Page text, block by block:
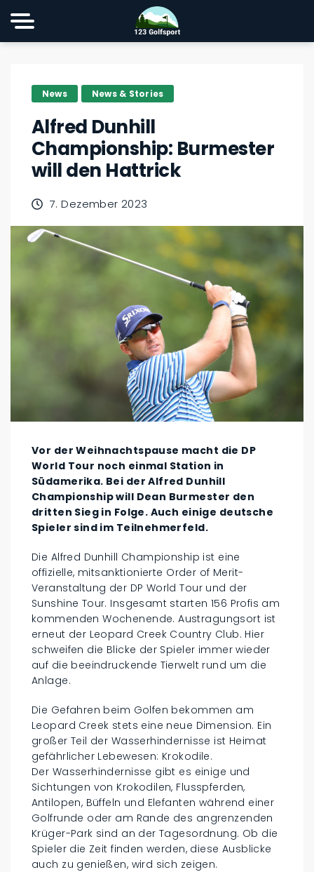
News News & Stories
Alfred Dunhill
Championship: Burmester
will den Hattrick
7. Dezember 2023
Vor der Weihnachtspause macht die DP
World Tour noch einmal Station in
Südamerika. Bei der Alfred Dunhill
Championship will Dean Burmester den
dritten Sieg in Folge. Auch einige deutsche
Spieler sind im Teilnehmerfeld.
Die Alfred Dunhill Championship ist eine
offizielle, mitsanktionierte Order of Merit-
Veranstaltung der DP World Tour und der
Sunshine Tour. Insgesamt starten 156 Profis am
kommenden Wochenende. Austragungsort ist
erneut der Leopard Creek Country Club. Hier
schweifen die Blicke der Spieler immer wieder
auf die beeindruckende Tierwelt rund um die
Anlage.
Die Gefahren beim Golfen bekommen am
Leopard Creek stets eine neue Dimension. Ein
großer Teil der Wasserhindernisse ist Heimat
gefährlicher Lebewesen: Krokodile.
Der Wasserhindernisse gibt es einige und
Sichtungen von Krokodilen, Flusspferden,
Antilopen, Büffeln und Elefanten während einer
Golfrunde oder am Rande des angrenzenden
Krüger-Park sind an der Tagesordnung. Ob die
Spieler die Zeit finden werden, diese Ausblicke
auch zu genießen, wird sich zeigen.